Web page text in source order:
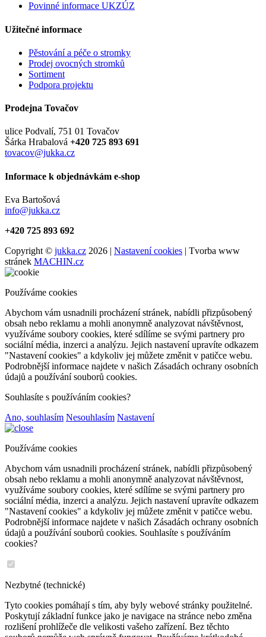
Povinné informace UKZÚZ
Užitečné informace
Pěstování a péče o stromky
Prodej ovocných stromků
Sortiment
Podpora projektu
Prodejna Tovačov
ulice Podvalí, 751 01 Tovačov
Šárka Hrabalová +420 725 893 691
tovacov@jukka.cz
Informace k objednávkám e-shop
Eva Bartošová
info@jukka.cz
+420 725 893 692
Copyright © jukka.cz 2026 | Nastavení cookies | Tvorba www
stránek MACHIN.cz
Používáme cookies
Abychom vám usnadnili procházení stránek, nabídli přizpůsobený
obsah nebo reklamu a mohli anonymně analyzovat návštěvnost,
využíváme soubory cookies, které sdílíme se svými partnery pro
sociální média, inzerci a analýzu. Jejich nastavení upravíte odkazem
"Nastavení cookies" a kdykoliv jej můžete změnit v patičce webu.
Podrobnější informace najdete v našich Zásadách ochrany osobních
údajů a používání souborů cookies.
Souhlasíte s používáním cookies?
Ano, souhlasím Nesouhlasím Nastavení
Používáme cookies
Abychom vám usnadnili procházení stránek, nabídli přizpůsobený
obsah nebo reklamu a mohli anonymně analyzovat návštěvnost,
využíváme soubory cookies, které sdílíme se svými partnery pro
sociální média, inzerci a analýzu. Jejich nastavení upravíte odkazem
"Nastavení cookies" a kdykoliv jej můžete změnit v patičce webu.
Podrobnější informace najdete v našich Zásadách ochrany osobních
údajů a používání souborů cookies. Souhlasíte s používáním
cookies?
Nezbytné (technické)
Tyto cookies pomáhají s tím, aby byly webové stránky použitelné.
Poskytují základní funkce jako je navigace na stránce nebo změna
rozlišení prohlížeče dle velikosti vašeho zařízení. Bez těchto